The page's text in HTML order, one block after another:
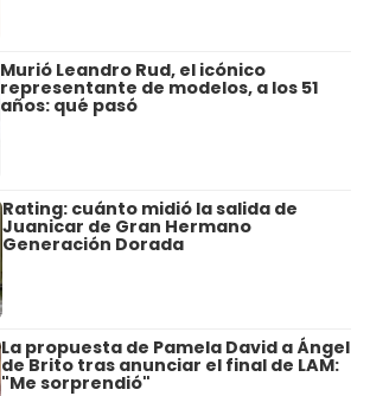
Murió Leandro Rud, el icónico
representante de modelos, a los 51
años: qué pasó
Rating: cuánto midió la salida de
Juanicar de Gran Hermano
Generación Dorada
La propuesta de Pamela David a Ángel
de Brito tras anunciar el final de LAM:
"Me sorprendió"